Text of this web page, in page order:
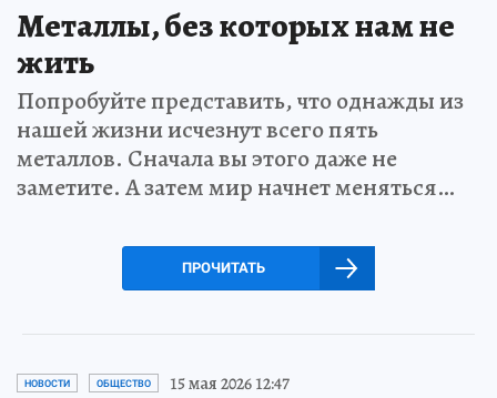
Металлы, без которых нам не
жить
Попробуйте представить, что однажды из
нашей жизни исчезнут всего пять
металлов. Сначала вы этого даже не
заметите. А затем мир начнет меняться…
ПРОЧИТАТЬ
НОВОСТИ ОБЩЕСТВО 15 мая 2026 12:47